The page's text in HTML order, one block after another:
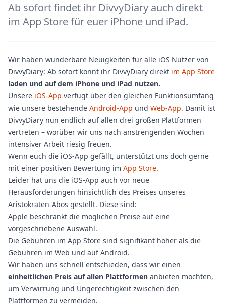
Ab sofort findet ihr DivvyDiary auch direkt
im App Store für euer iPhone und iPad.
Wir haben wunderbare Neuigkeiten für alle iOS Nutzer von
DivvyDiary: Ab sofort könnt ihr DivvyDiary direkt im App Store
laden und auf dem iPhone und iPad nutzen.
Unsere iOS-App verfügt über den gleichen Funktionsumfang
wie unsere bestehende Android-App und Web-App. Damit ist
DivvyDiary nun endlich auf allen drei großen Plattformen
vertreten – worüber wir uns nach anstrengenden Wochen
intensiver Arbeit riesig freuen.
Wenn euch die iOS-App gefällt, unterstützt uns doch gerne
mit einer positiven Bewertung im App Store.
Leider hat uns die iOS-App auch vor neue
Herausforderungen hinsichtlich des Preises unseres
Aristokraten-Abos gestellt. Diese sind:
Apple beschränkt die möglichen Preise auf eine
vorgeschriebene Auswahl.
Die Gebühren im App Store sind signifikant höher als die
Gebühren im Web und auf Android.
Wir haben uns schnell entschieden, dass wir einen
einheitlichen Preis auf allen Plattformen anbieten möchten,
um Verwirrung und Ungerechtigkeit zwischen den
Plattformen zu vermeiden.